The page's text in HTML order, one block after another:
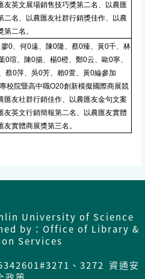
友英文展場銷售技巧獎第二名、以農匯
二名、以農匯友社群行銷獎佳作、以農
二名。
0、何0遠、陳0隆、蔡0臻、黃0千、林
0瑄、陳0揚、楊0橙、鄭0云、歐0寧、
蔡0萍、吳0芳、賴0萱、黃0綸參加
校院暨高中職O20創新模擬國際商展競
匯友社群行銷佳作、以農匯友金句文案
友英文行銷簡報第二名、以農匯友實體
友實體商展獎第三名。
University of Science
by：Office of Library &
Services
、3272 資通安